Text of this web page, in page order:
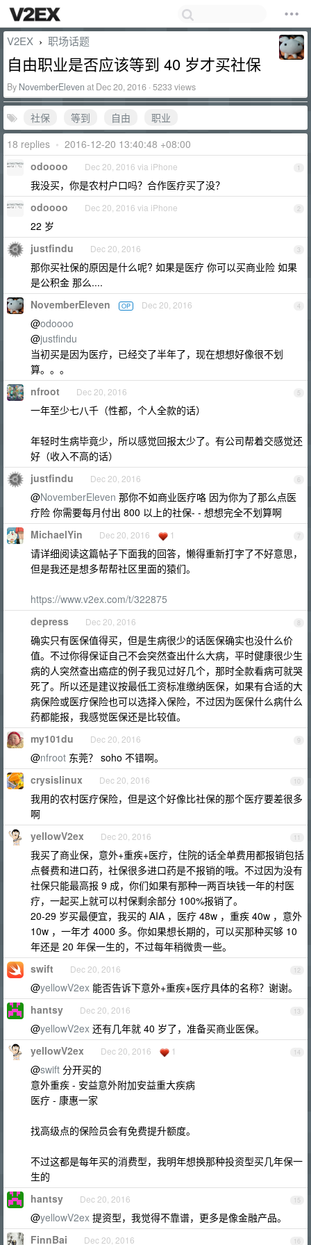
V2EX › 职场话题
自由职业是否应该等到 40 岁才买社保
By NovemberEleven at Dec 20, 2016 · 5233 views
社保 等到 自由
职业
18 replies • 2016-12-20 13:40:48 +08:00
1
odoooo Dec 20, 2016 via iPhone
我没买，你是农村户口吗？合作医疗买了没？
2
odoooo Dec 20, 2016 via iPhone
22 岁
3
justfindu Dec 20, 2016
那你买社保的原因是什么呢? 如果是医疗 你可以买商业险 如果
是公积金 那么....
4
NovemberEleven OP Dec 20, 2016
@odoooo
@justfindu
当初买是因为医疗，已经交了半年了，现在想想好像很不划
算。。。
5
nfroot Dec 20, 2016
一年至少七八千（性都，个人全款的话）
年轻时生病毕竟少，所以感觉回报太少了。有公司帮着交感觉还
好（收入不高的话）
6
justfindu Dec 20, 2016
@NovemberEleven 那你不如商业医疗咯 因为你为了那么点医
疗险 你需要每月付出 800 以上的社保- - 想想完全不划算啊
7
MichaelYin Dec 20, 2016 1
请详细阅读这篇帖子下面我的回答，懒得重新打字了不好意思，
但是我还是想多帮帮社区里面的猿们。
https://www.v2ex.com/t/322875
8
depress Dec 20, 2016
确实只有医保值得买，但是生病很少的话医保确实也没什么价
值。不过你得保证自己不会突然查出什么大病，平时健康很少生
病的人突然查出癌症的例子我见过好几个，那时全款看病可就哭
死了。所以还是建议按最低工资标准缴纳医保，如果有合适的大
病保险或医疗保险也可以选择入保险，不过因为医保什么病什么
药都能报，我感觉医保还是比较值。
9
my101du Dec 20, 2016
@nfroot 东莞？ soho 不错啊。
10
crysislinux Dec 20, 2016
我用的农村医疗保险，但是这个好像比社保的那个医疗要差很多
啊
11
yellowV2ex Dec 20, 2016
我买了商业保，意外+重疾+医疗，住院的话全单费用都报销包括
点餐费和进口药，社保很多进口药是不报销的哦。不过因为没有
社保只能最高报 9 成，你们如果有那种一两百块钱一年的村医
疗，一起买上就可以村保剩余部分 100%报销了。
20-29 岁买最便宜，我买的 AIA ，医疗 48w ，重疾 40w ，意外
10w ，一年才 4000 多。你如果想长期的，可以买那种买够 10
年还是 20 年保一生的，不过每年稍微贵一些。
12
swift Dec 20, 2016
@yellowV2ex 能否告诉下意外+重疾+医疗具体的名称？谢谢。
13
hantsy Dec 20, 2016
@yellowV2ex 还有几年就 40 岁了，准备买商业医保。
14
yellowV2ex Dec 20, 2016 1
@swift 分开买的
意外重疾 - 安益意外附加安益重大疾病
医疗 - 康惠一家
找高级点的保险员会有免费提升额度。
不过这都是每年买的消费型，我明年想换那种投资型买几年保一
生的
15
hantsy Dec 20, 2016
@yellowV2ex 提资型，我觉得不靠谱，更多是像金融产品。
16
FinnBai Dec 20, 2016